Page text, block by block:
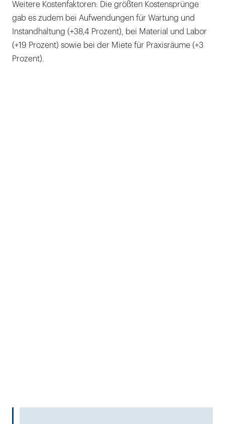
Weitere Kostenfaktoren: Die größten Kostensprünge
gab es zudem bei Aufwendungen für Wartung und
Instandhaltung (+38,4 Prozent), bei Material und Labor
(+19 Prozent) sowie bei der Miete für Praxisräume (+3
Prozent).